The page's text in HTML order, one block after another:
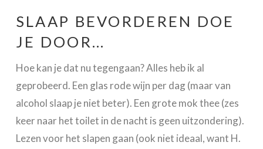
SLAAP BEVORDEREN DOE
JE DOOR…
Hoe kan je dat nu tegengaan? Alles heb ik al
geprobeerd. Een glas rode wijn per dag (maar van
alcohol slaap je niet beter). Een grote mok thee (zes
keer naar het toilet in de nacht is geen uitzondering).
Lezen voor het slapen gaan (ook niet ideaal, want H.